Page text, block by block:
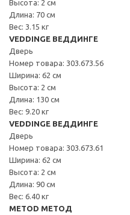
Высота: 2 см
Длина: 70 см
Вес: 3.15 кг
VEDDINGE ВЕДДИНГЕ
Дверь
Номер товара: 303.673.56
Ширина: 62 см
Высота: 2 см
Длина: 130 см
Вес: 9.20 кг
VEDDINGE ВЕДДИНГЕ
Дверь
Номер товара: 303.673.61
Ширина: 62 см
Высота: 2 см
Длина: 90 см
Вес: 6.40 кг
METOD МЕТОД